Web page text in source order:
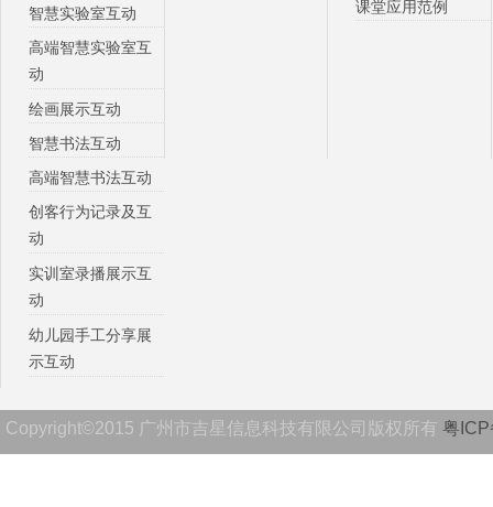
智慧实验室互动
高端智慧实验室互
动
绘画展示互动
智慧书法互动
高端智慧书法互动
创客行为记录及互
动
实训室录播展示互
动
幼儿园手工分享展
示互动
课堂应用范例
Copyright©2015 广州市吉星信息科技有限公司版权所有 粤